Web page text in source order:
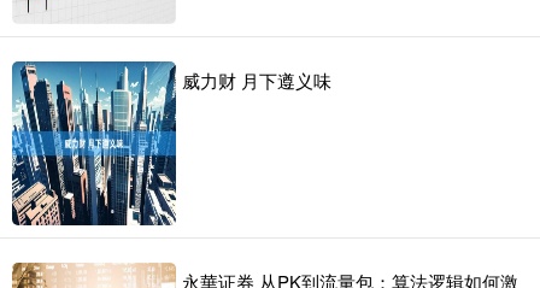
威力财 月下遵义味
永華证券 从PK到流量包：算法逻辑如何激